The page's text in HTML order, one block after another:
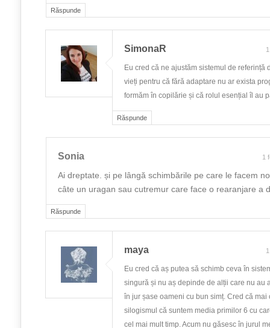
Răspunde
Răspunde
SimonaR
Eu cred că ne ajustăm sistemul de referință
vieți pentru că fără adaptare nu ar exista
formăm în copilărie și că rolul esențial îl au
Răspunde
Sonia 1
Ai dreptate. și pe lângă schimbările pe care le facem
câte un uragan sau cutremur care face o rearanjare a
maya
Eu cred că aș putea să schimb ceva în
singură și nu aș depinde de alții care nu au
în jur șase oameni cu bun simț. Cred că mai
silogismul că suntem media primilor 6 cu
cel mai mult timp. Acum nu găsesc în jurul